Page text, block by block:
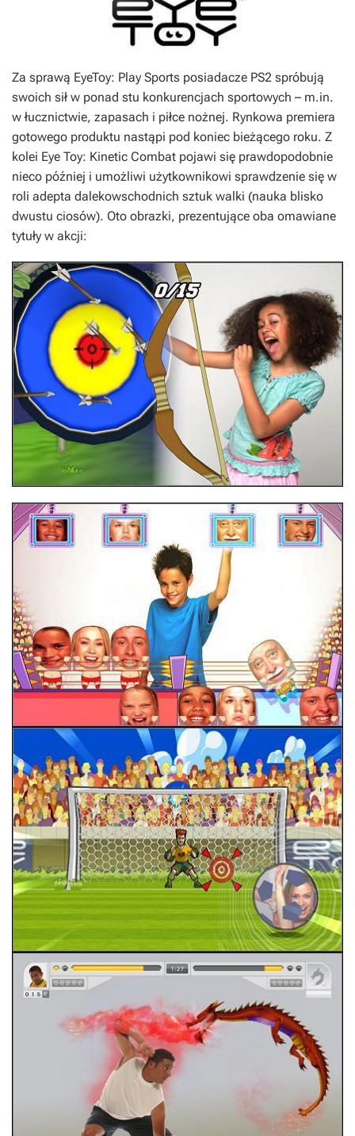
Za sprawą EyeToy: Play Sports posiadacze PS2 spróbują
swoich sił w ponad stu konkurencjach sportowych – m.in.
w łucznictwie, zapasach i piłce nożnej. Rynkowa premiera
gotowego produktu nastąpi pod koniec bieżącego roku. Z
kolei Eye Toy: Kinetic Combat pojawi się prawdopodobnie
nieco później i umożliwi użytkownikowi sprawdzenie się w
roli adepta dalekowschodnich sztuk walki (nauka blisko
dwustu ciosów). Oto obrazki, prezentujące oba omawiane
tytuły w akcji: